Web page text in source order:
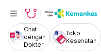
Chat
dengan
Dokter
Toko
Kesehatan